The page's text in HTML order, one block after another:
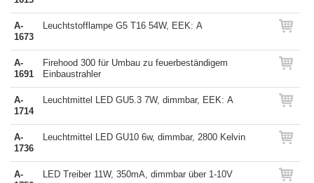
A-
1673
Leuchtstofflampe G5 T16 54W, EEK: A
A-
1691
Firehood 300 für Umbau zu feuerbeständigem
Einbaustrahler
A-
1714
Leuchtmittel LED GU5.3 7W, dimmbar, EEK: A
A-
1736
Leuchtmittel LED GU10 6w, dimmbar, 2800 Kelvin
A-
LED Treiber 11W, 350mA, dimmbar über 1-10V